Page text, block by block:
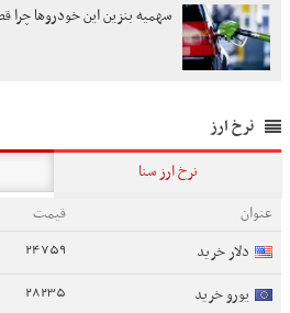
سهمیه بنزین این خودروها چرا
نرخ ارز
نرخ ارز سنا
عنوان
قیمت
دلار خرید
24759
یورو خرید 28235